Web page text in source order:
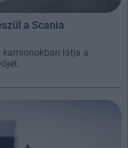
a Scania
kamionokban látja a